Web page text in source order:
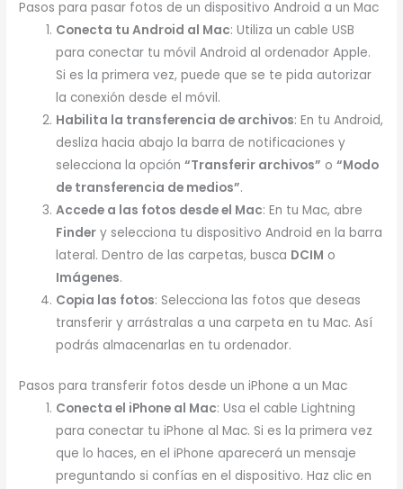
Pasos para pasar fotos de un dispositivo Android a un Mac
Conecta tu Android al Mac: Utiliza un cable USB
para conectar tu móvil Android al ordenador Apple.
Si es la primera vez, puede que se te pida autorizar
la conexión desde el móvil.
Habilita la transferencia de archivos: En tu Android,
desliza hacia abajo la barra de notificaciones y
selecciona la opción“Transferir archivos” o“Modo
de transferencia de medios”.
Accede a las fotos desde el Mac: En tu Mac, abre
Finder y selecciona tu dispositivo Android en la barra
lateral. Dentro de las carpetas, busca DCIM o
Imágenes.
Copia las fotos: Selecciona las fotos que deseas
transferir y arrástralas a una carpeta en tu Mac. Así
podrás almacenarlas en tu ordenador.
Pasos para transferir fotos desde un iPhone a un Mac
Conecta el iPhone al Mac: Usa el cable Lightning
para conectar tu iPhone al Mac. Si es la primera vez
que lo haces, en el iPhone aparecerá un mensaje
preguntando si confías en el dispositivo. Haz clic en